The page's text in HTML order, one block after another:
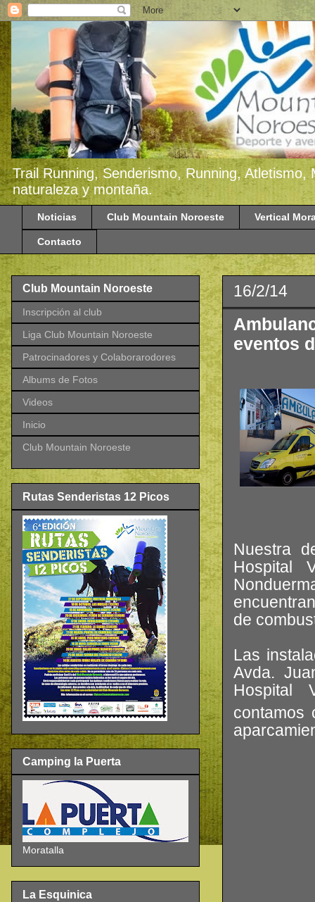
Trail Running, Senderismo, Running,
naturaleza y montaña.
Noticias Club Mountain Noroeste Vertical
Contacto
16/2/14
eventos
Nuestra
Hospital
de
Las
Avda.
Hospital
contamos
Club Mountain Noroeste
Inscripción al club
Liga Club Mountain Noroeste
Patrocinadores y Colaborarodores
Albums de Fotos
Videos
Inicio
Club Mountain Noroeste
Rutas Senderistas 12 Picos
Camping la Puerta
Moratalla
La Esquinica